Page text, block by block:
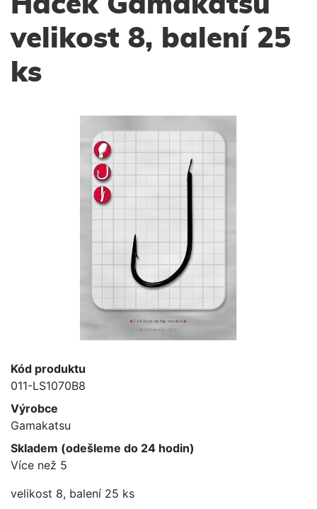
velikost 8, balení 25
ks
Kód produktu
011-LS1070B8
Výrobce
Gamakatsu
Skladem (odešleme do 24 hodin)
Více než 5
velikost 8, balení 25 ks